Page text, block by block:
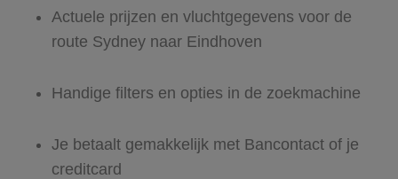
Actuele prijzen en vluchtgegevens voor de
route Sydney naar Eindhoven
Handige filters en opties in de zoekmachine
Je betaalt gemakkelijk met Bancontact of je
creditcard